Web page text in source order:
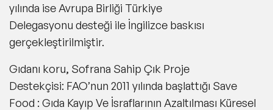
yılında ise Avrupa Birliği Türkiye
Delegasyonu desteği ile İngilizce baskısı
gerçekleştirilmiştir.
Gıdanı koru, Sofrana Sahip Çık Proje
Destekçisi: FAO’nun 2011 yılında başlattığı Save
Food : Gıda Kayıp Ve İsraflarının Azaltılması Küresel